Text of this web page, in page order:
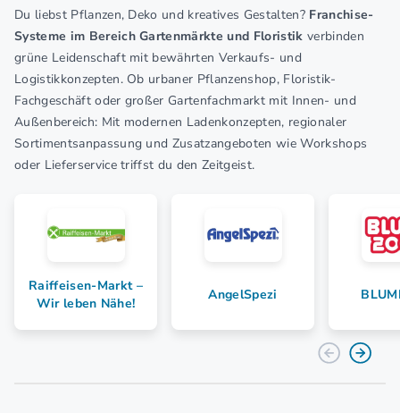
Du liebst Pflanzen, Deko und kreatives Gestalten? Franchise-
Systeme im Bereich Gartenmärkte und Floristik verbinden
grüne Leidenschaft mit bewährten Verkaufs- und
Logistikkonzepten. Ob urbaner Pflanzenshop, Floristik-
Fachgeschäft oder großer Gartenfachmarkt mit Innen- und
Außenbereich: Mit modernen Ladenkonzepten, regionaler
Sortimentsanpassung und Zusatzangeboten wie Workshops
oder Lieferservice triffst du den Zeitgeist.
Raiffeisen-Markt –
Wir leben Nähe!
AngelSpezi